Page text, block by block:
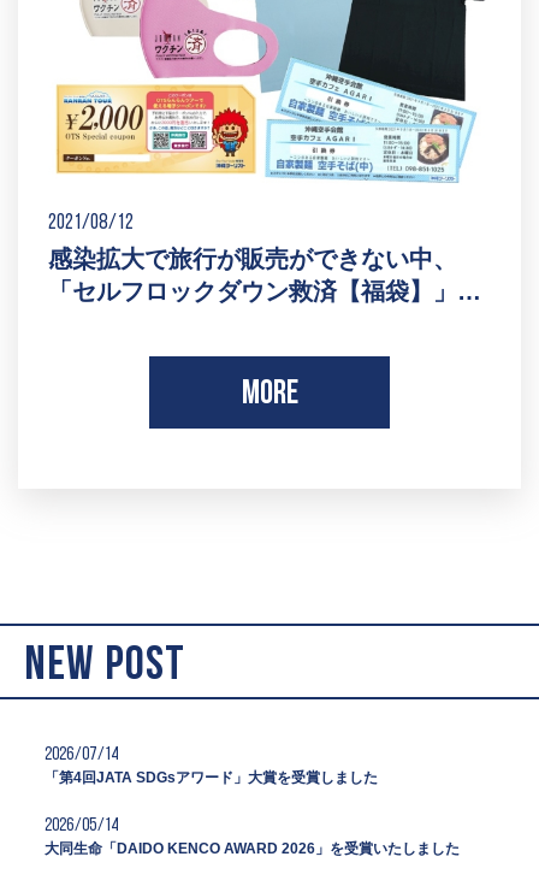
2021/08/12
感染拡大で旅行が販売ができない中、
「セルフロックダウン救済【福袋】」…
MORE
NEW POST
2026/07/14
「第4回JATA SDGsアワード」大賞を受賞しました
2026/05/14
大同生命「DAIDO KENCO AWARD 2026」を受賞いたしました